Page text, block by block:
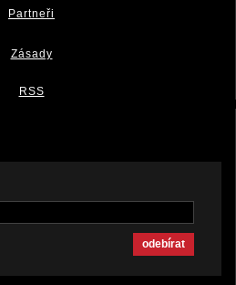
Partneři
Zásady
RSS